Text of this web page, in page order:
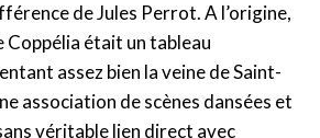
de Jules Perrot. A l’origine,
Coppélia était un tableau
assez bien la veine de Saint-
association de scènes dansées et
véritable lien direct avec